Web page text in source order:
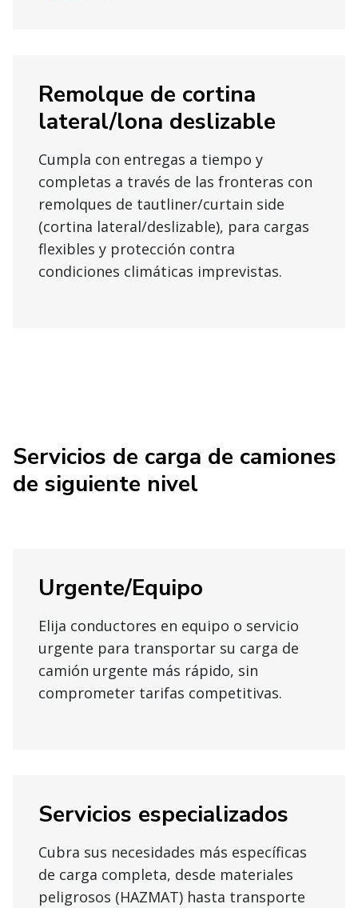
Remolque de cortina
lateral/lona deslizable
Cumpla con entregas a tiempo y
completas a través de las fronteras con
remolques de tautliner/curtain side
(cortina lateral/deslizable), para cargas
flexibles y protección contra
condiciones climáticas imprevistas.
Servicios de carga de camiones
de siguiente nivel
Urgente/Equipo
Elija conductores en equipo o servicio
urgente para transportar su carga de
camión urgente más rápido, sin
comprometer tarifas competitivas.
Servicios especializados
Cubra sus necesidades más específicas
de carga completa, desde materiales
peligrosos (HAZMAT) hasta transporte